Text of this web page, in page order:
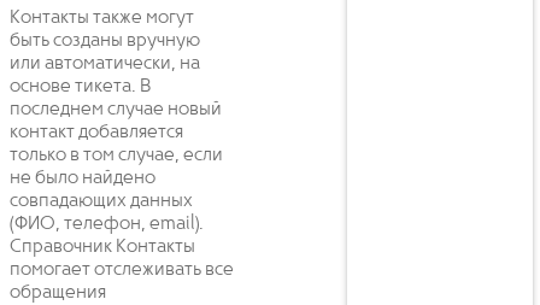
Контакты также могут
быть созданы вручную
или автоматически, на
основе тикета. В
последнем случае новый
контакт добавляется
только в том случае, если
не было найдено
совпадающих данных
(ФИО, телефон, email).
Справочник Контакты
помогает отслеживать все
обращения